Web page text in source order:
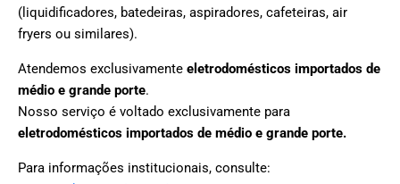
(liquidificadores, batedeiras, aspiradores, cafeteiras, air
fryers ou similares).
Atendemos exclusivamente eletrodomésticos importados de
médio e grande porte.
Nosso serviço é voltado exclusivamente para
eletrodomésticos importados de médio e grande porte.
Para informações institucionais, consulte: